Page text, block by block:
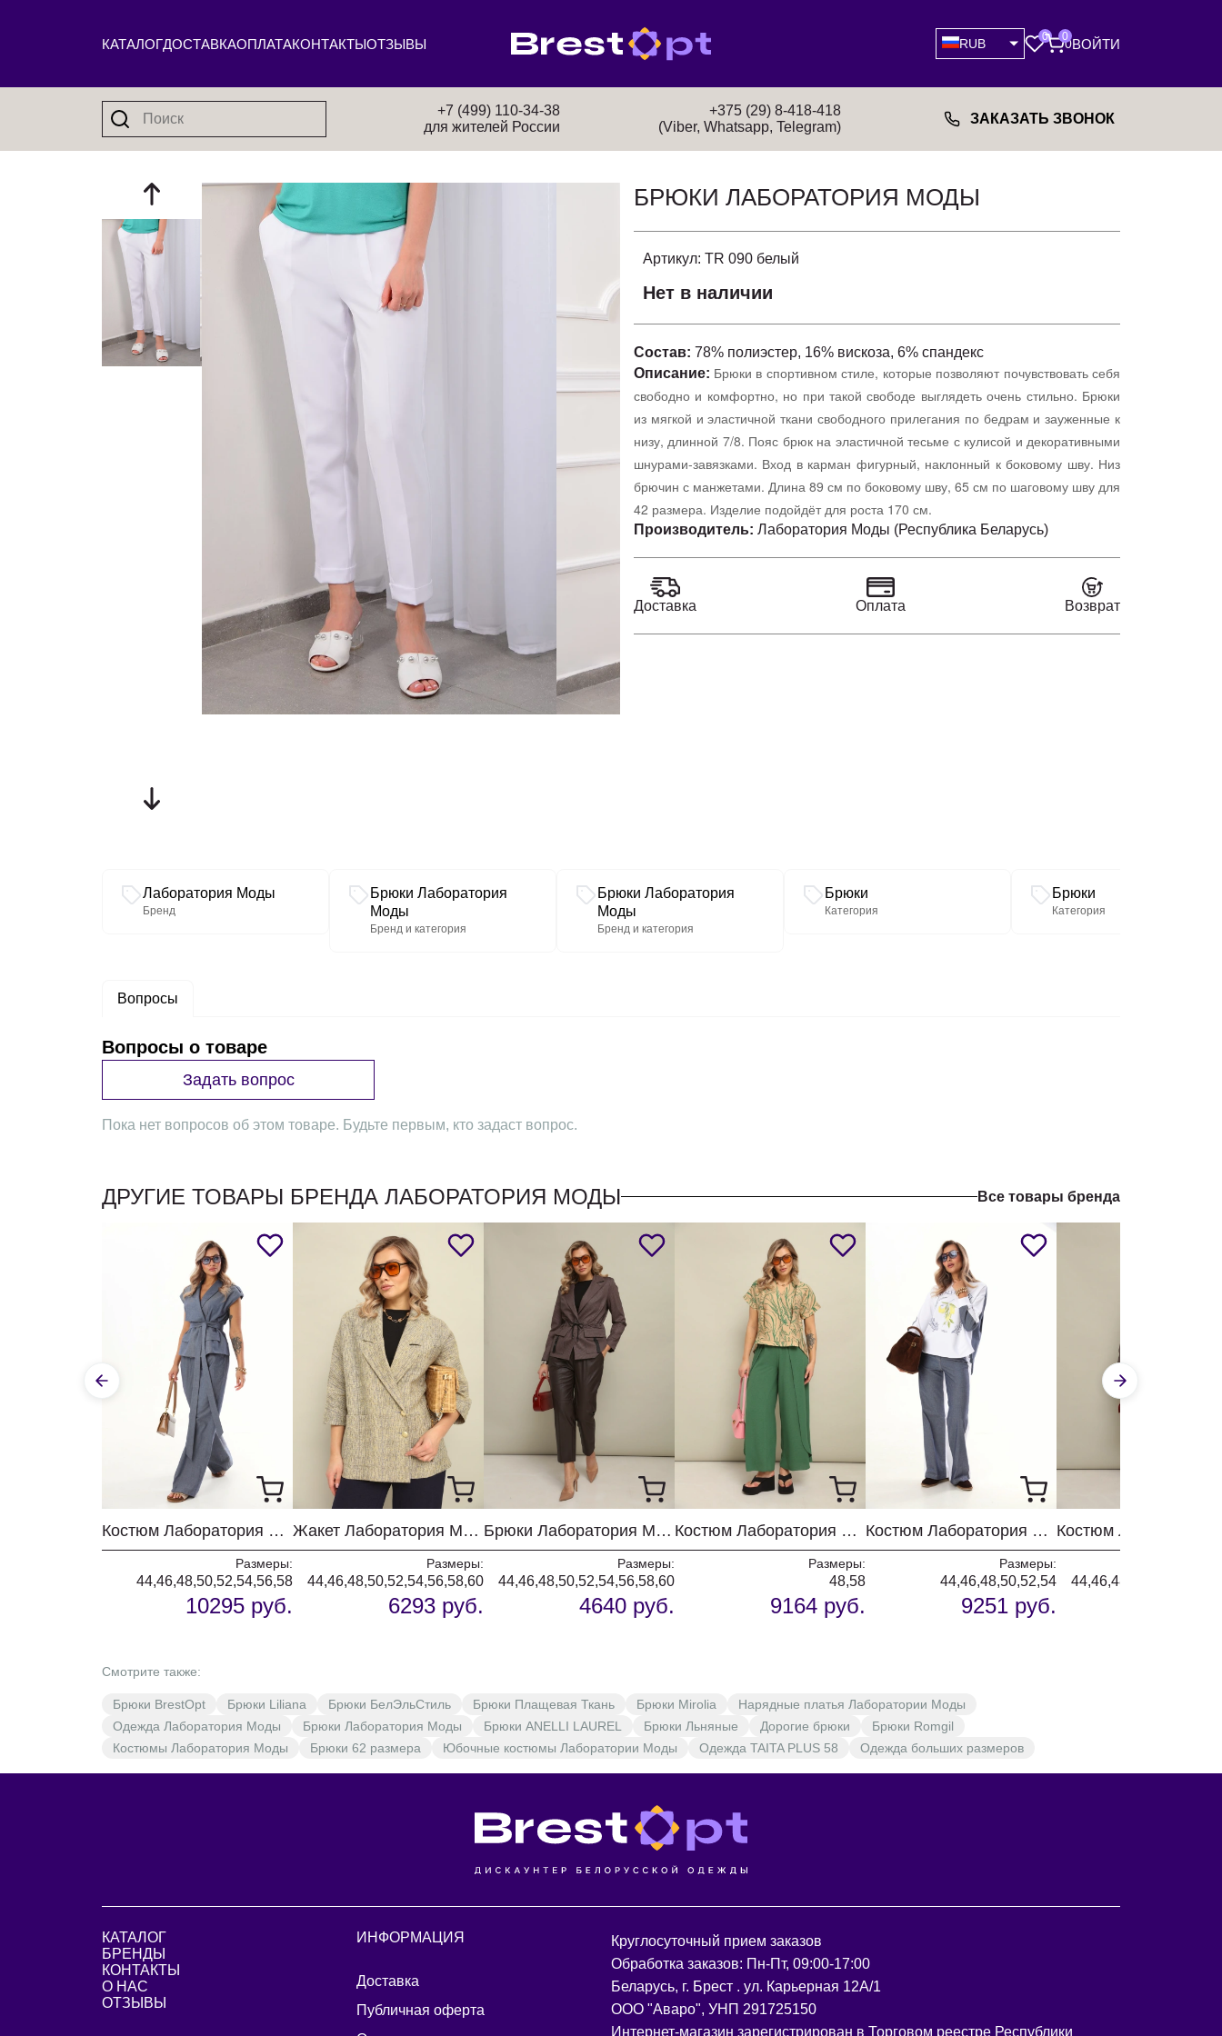
КАТАЛОГДОСТАВКАОПЛАТАКОНТАКТЫОТЗЫВЫ RUB
0 0
0ВОЙТИ
+7 (499) 110-34-38
для жителей России
+375 (29) 8-418-418
(Viber, Whatsapp, Telegram)
ЗАКАЗАТЬ ЗВОНОК
БРЮКИ ЛАБОРАТОРИЯ МОДЫ
Артикул: TR 090 белый
Нет в наличии
Состав: 78% полиэстер, 16% вискоза, 6% спандекс
Описание: Брюки в спортивном стиле, которые позволяют почувствовать себя
свободно и комфортно, но при такой свободе выглядеть очень стильно. Брюки
из мягкой и эластичной ткани свободного прилегания по бедрам и зауженные к
низу, длинной 7/8. Пояс брюк на эластичной тесьме с кулисой и декоративными
шнурами-завязками. Вход в карман фигурный, наклонный к боковому шву. Низ
брючин с манжетами. Длина 89 см по боковому шву, 65 см по шаговому шву для
42 размера. Изделие подойдёт для роста 170 см.
Производитель: Лаборатория Моды (Республика Беларусь)
Доставка Оплата Возврат
Лаборатория Моды
Бренд
Брюки Лаборатория
Моды
Бренд и категория
Брюки Лаборатория
Моды
Бренд и категория
Брюки
Категория
Брюки
Категория
Вопросы
Вопросы о товаре
Задать вопрос
Пока нет вопросов об этом товаре. Будьте первым, кто задаст вопрос.
ДРУГИЕ ТОВАРЫ БРЕНДА ЛАБОРАТОРИЯ МОДЫ Все товары бренда
Костюм Лаборатория Моды К 5022 джинс
Размеры:
44,46,48,50,52,54,56,58
10295 руб.
Жакет Лаборатория Моды М 86 меланж
Размеры:
44,46,48,50,52,54,56,58,60
6293 руб.
Брюки Лаборатория Моды М 20 коричневый
Размеры:
44,46,48,50,52,54,56,58,60
4640 руб.
Костюм Лаборатория Моды К 940143 зелень
Размеры:
48,58
9164 руб.
Костюм Лаборатория Моды К 1380140
Размеры:
44,46,48,50,52,54
9251 руб.
Смотрите также:
Брюки BrestOpt Брюки Liliana Брюки БелЭльСтиль Брюки Плащевая Ткань Брюки Mirolia
Нарядные платья Лаборатории Моды
Одежда Лаборатория Моды
Брюки Лаборатория Моды Брюки ANELLI LAUREL Брюки Льняные Дорогие брюки
Брюки Romgil
Костюмы Лаборатория Моды
Брюки 62 размера Юбочные костюмы Лаборатории Моды Одежда TAITA PLUS 58 Одежда больших размеров
КАТАЛОГ
БРЕНДЫ
КОНТАКТЫ
О НАС
ОТЗЫВЫ
ИНФОРМАЦИЯ
Доставка
Публичная оферта
Круглосуточный прием заказов
Обработка заказов: Пн-Пт, 09:00-17:00
Беларусь, г. Брест . ул. Карьерная 12А/1
ООО "Аваро", УНП 291725150
Интернет-магазин зарегистрирован в Торговом реестре Республики